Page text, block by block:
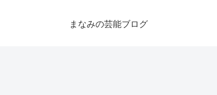
まなみの芸能ブログ